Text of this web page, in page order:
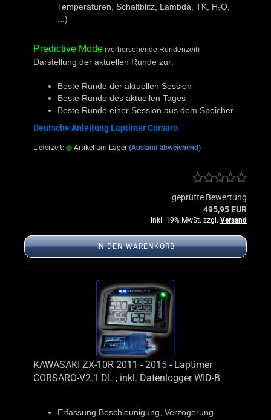
Temperaturen, Schaltblitz, Lambda, TK, H₂O,
...)
Predictive Mode (vorhersehende Rundenzeit)
Darstellung der aktuellen Runde zur:
Beste Runde der aktuellen Session
Beste Runde des aktuellen Tages
Beste Runde einer Session aus dem Speicher
Deutsche Anleitung Laptimer Corsaro
Lieferzeit: Artikel am Lager (Ausland abweichend)
geprüfte Bewertung
495,95 EUR
inkl. 19% MwSt. zzgl. Versand
IN DEN WARENKORB
KAWASAKI ZX-10R 2011 - 2015 - Laptimer
CORSARO-V2.1 DL , inkl. Datenlogger WID-B
Erfassung Beschleunigung, Verzögerung